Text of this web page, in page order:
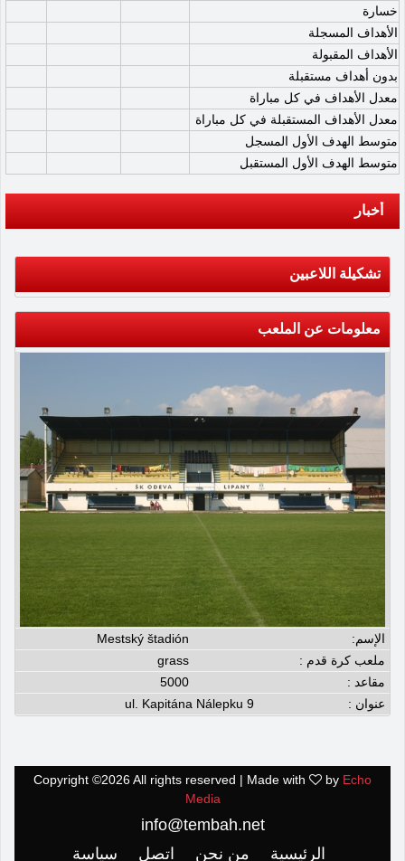
خسارة
الأهداف المسجلة
الأهداف المقبولة
بدون أهداف مستقبلة
معدل الأهداف في كل مباراة
معدل الأهداف المستقبلة في كل مباراة
متوسط الهدف الأول المسجل
متوسط الهدف الأول المستقبل
أخبار
تشكيلة اللاعبين
معلومات عن الملعب
الإسم:
Mestský štadión
ملعب كرة قدم :
grass
مقاعد :
5000
عنوان :
ul. Kapitána Nálepku 9
Copyright ©2026 All rights reserved | Made with by Echo
Media
info@tembah.net
الرئيسية
من نحن اتصل سياسة